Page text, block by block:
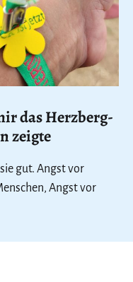
das Herzberg-
zeigte
gut. Angst vor
Angst vor